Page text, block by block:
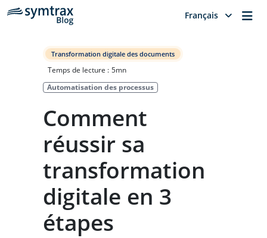
Français
Transformation digitale des documents
Temps de lecture : 5mn
Automatisation des processus
Comment
réussir sa
transformation
digitale en 3
étapes